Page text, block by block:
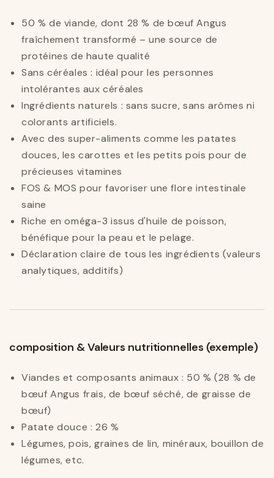
50 % de viande, dont 28 % de bœuf Angus
fraîchement transformé – une source de
protéines de haute qualité
Sans céréales : idéal pour les personnes
intolérantes aux céréales
Ingrédients naturels : sans sucre, sans arômes ni
colorants artificiels.
Avec des super-aliments comme les patates
douces, les carottes et les petits pois pour de
précieuses vitamines
FOS & MOS pour favoriser une flore intestinale
saine
Riche en oméga-3 issus d'huile de poisson,
bénéfique pour la peau et le pelage.
Déclaration claire de tous les ingrédients (valeurs
analytiques, additifs)
composition & Valeurs nutritionnelles (exemple)
Viandes et composants animaux : 50 % (28 % de
bœuf Angus frais, de bœuf séché, de graisse de
bœuf)
Patate douce : 26 %
Légumes, pois, graines de lin, minéraux, bouillon de
légumes, etc.